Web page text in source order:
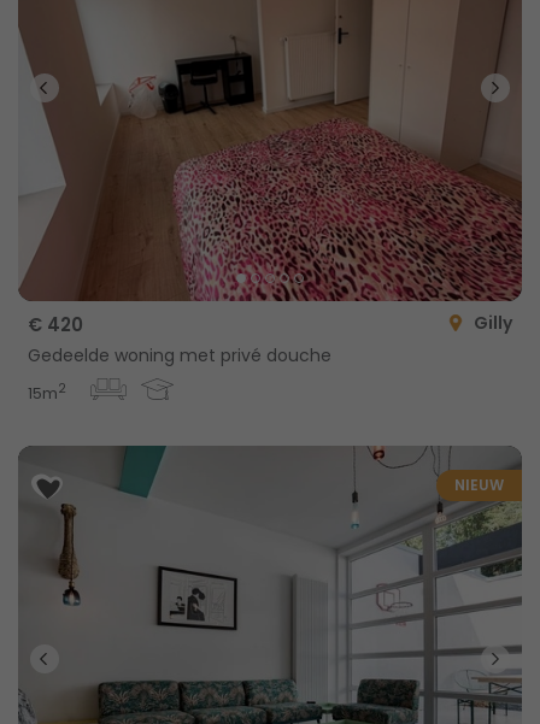
€ 420
Gilly
Gedeelde woning met privé douche
15m2
NIEUW